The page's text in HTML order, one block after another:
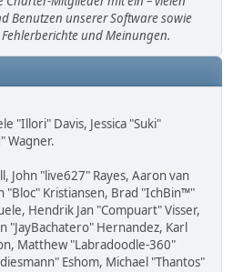
Benutzen unserer Software sowie
und Meinungen.
"Illori" Davis, Jessica "Suki"
Wagner.
John "live627" Rayes, Aaron van
"Bloc" Kristiansen, Brad "IchBin™"
Hendrik Jan "Compuart" Visser,
"JayBachatero" Hernandez, Karl
Matthew "Labradoodle-360"
Eshom, Michael "Thantos"